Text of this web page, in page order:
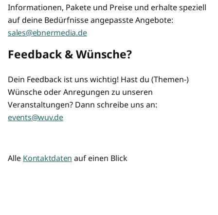
Informationen, Pakete und Preise und erhalte speziell
auf deine Bedürfnisse angepasste Angebote:
sales@ebnermedia.de
Feedback & Wünsche?
Dein Feedback ist uns wichtig! Hast du (Themen-)
Wünsche oder Anregungen zu unseren
Veranstaltungen? Dann schreibe uns an:
events@wuv.de
Alle Kontaktdaten auf einen Blick